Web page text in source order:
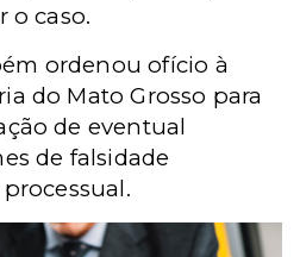
o caso.
ordenou ofício à
do Mato Grosso para
de eventual
de falsidade